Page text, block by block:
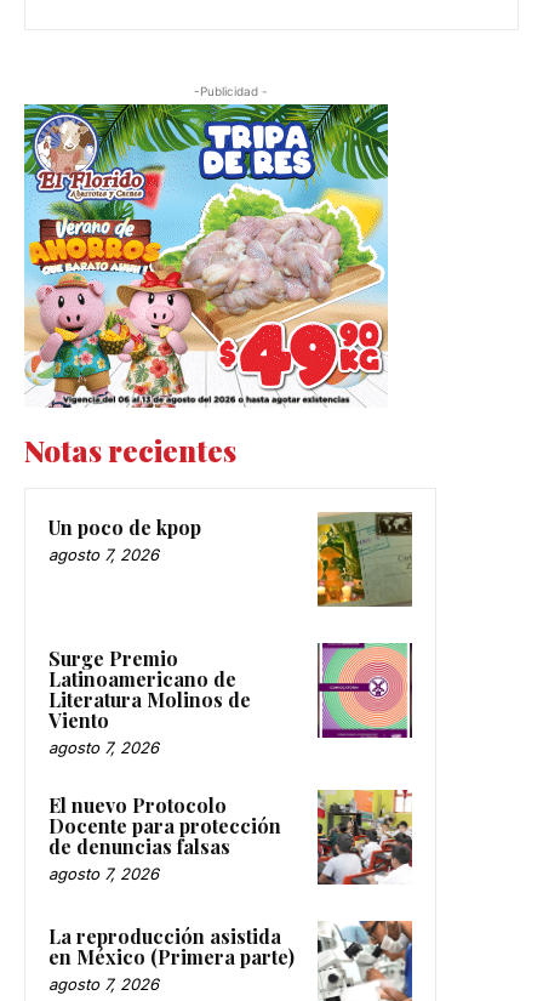
-Publicidad -
Notas recientes
Un poco de kpop
agosto 7, 2026
Surge Premio
Latinoamericano de
Literatura Molinos de
Viento
agosto 7, 2026
El nuevo Protocolo
Docente para protección
de denuncias falsas
agosto 7, 2026
La reproducción asistida
en México (Primera parte)
agosto 7, 2026